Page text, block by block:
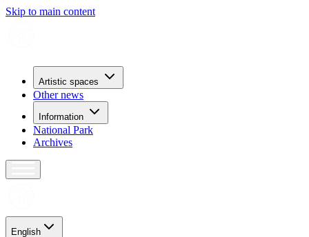
Skip to main content
Artistic spaces
Other news
Information
National Park
Archives
English